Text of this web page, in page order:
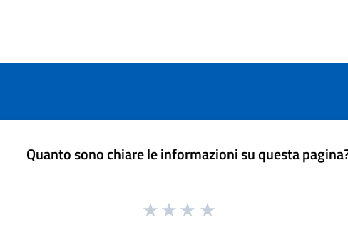
Quanto sono chiare le informazioni su questa